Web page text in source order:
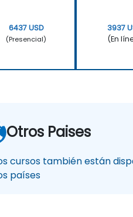
6437 USD
(Presencial)
3937
(En
Otros Paises
cursos también están
países